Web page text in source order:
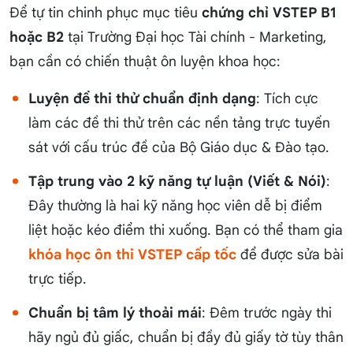
Để tự tin chinh phục mục tiêu chứng chỉ VSTEP B1
hoặc B2 tại Trường Đại học Tài chính - Marketing,
bạn cần có chiến thuật ôn luyện khoa học:
Luyện đề thi thử chuẩn định dạng: Tích cực
làm các đề thi thử trên các nền tảng trực tuyến
sát với cấu trúc đề của Bộ Giáo dục & Đào tạo.
Tập trung vào 2 kỹ năng tự luận (Viết & Nói):
Đây thường là hai kỹ năng học viên dễ bị điểm
liệt hoặc kéo điểm thi xuống. Bạn có thể tham gia
khóa học ôn thi VSTEP cấp tốc để được sửa bài
trực tiếp.
Chuẩn bị tâm lý thoải mái: Đêm trước ngày thi
hãy ngủ đủ giấc, chuẩn bị đầy đủ giấy tờ tùy thân